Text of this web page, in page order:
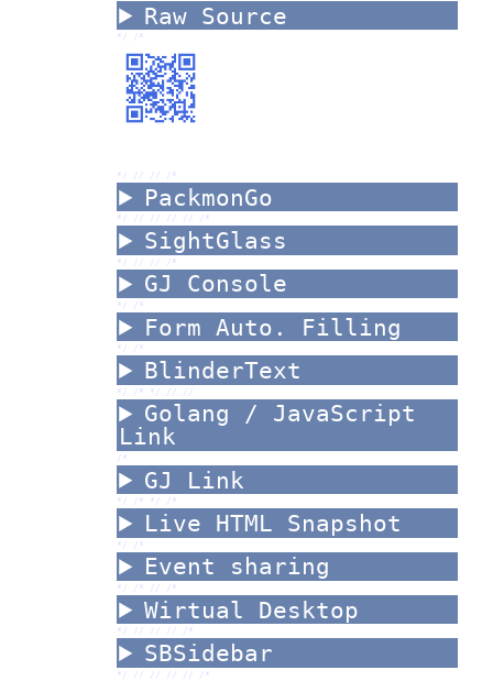
Raw Source
*/ /*
*/ // // /*
PackmonGo
*/ // // // // /*
SightGlass
*/ // // /*
GJ Console
*/ /*
Form Auto. Filling
*/ /*
BlinderText
*/ /* */ // //
Golang / JavaScript
Link
/*
GJ Link
*/ /* */ /*
Live HTML Snapshot
*/ /*
Event sharing
*/ /* // /*
Wirtual Desktop
*/ // // // /*
SBSidebar
*/ // // // // /*